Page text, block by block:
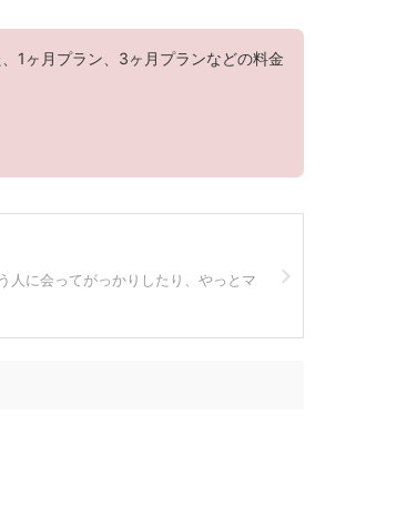
1ヶ月プラン、3ヶ月プランなどの料金
人に会ってがっかりしたり、やっとマ